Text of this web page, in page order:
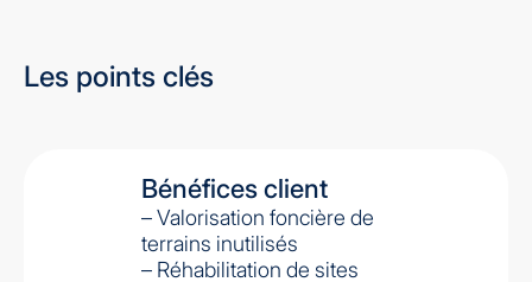
Les points clés
Bénéfices client
– Valorisation foncière de
terrains inutilisés
– Réhabilitation de sites